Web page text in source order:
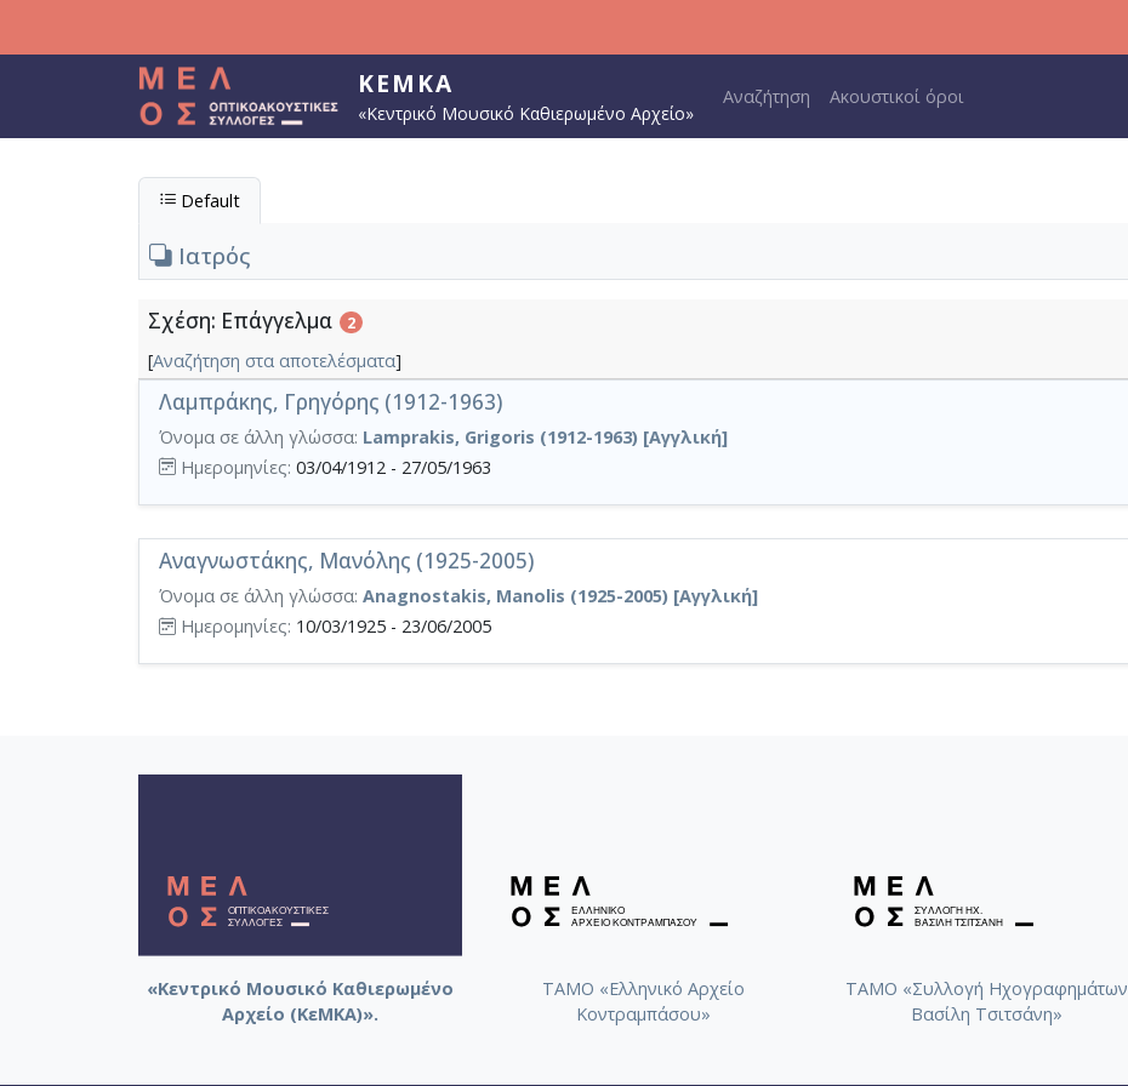
ΚΕΜΚΑ
«Κεντρικό Μουσικό Καθιερωμένο Αρχείο»
Main navigation
Αναζήτηση Ακουστικοί όροι
Default
Ιατρός
Σχέση: Επάγγελμα 2
[Αναζήτηση στα αποτελέσματα]
Λαμπράκης, Γρηγόρης (1912-1963)
Όνομα σε άλλη γλώσσα: Lamprakis, Grigoris (1912-1963) [Αγγλική]
Ημερομηνίες: 03/04/1912 - 27/05/1963
Αναγνωστάκης, Μανόλης (1925-2005)
Όνομα σε άλλη γλώσσα: Anagnostakis, Manolis (1925-2005) [Αγγλική]
Ημερομηνίες: 10/03/1925 - 23/06/2005
«Κεντρικό Μουσικό Καθιερωμένο
Αρχείο (ΚεΜΚΑ)».
ΤΑΜΟ «Ελληνικό Αρχείο
Κοντραμπάσου»
ΤΑΜΟ «Συλλογή Ηχογραφημάτων
Βασίλη Τσιτσάνη»